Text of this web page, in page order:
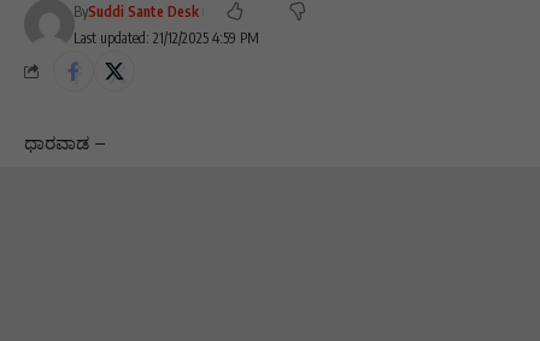
Last updated: 21/12/2025 4:59 PM
BySuddi Sante Desk
ಧಾರವಾಡ –